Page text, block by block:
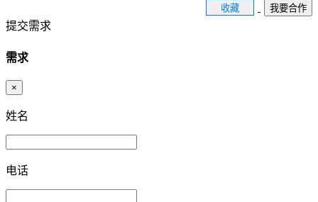
收藏 我要合作
提交需求
需求
×
姓名
电话